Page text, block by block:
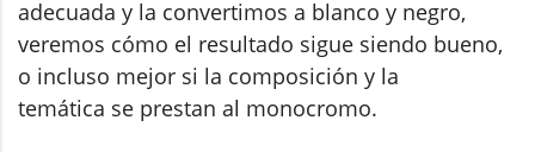
adecuada y la convertimos a blanco y negro,
veremos cómo el resultado sigue siendo bueno,
o incluso mejor si la composición y la
temática se prestan al monocromo.